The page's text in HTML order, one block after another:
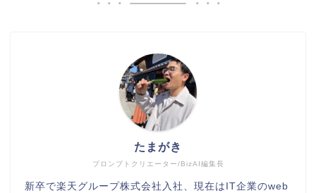
プロンプトクリエーター/BizAI編集長
たまがき
新卒で楽天グループ株式会社入社、現在はIT企業のweb